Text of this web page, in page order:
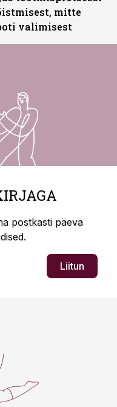
mitte
valimisest
postkasti päeva
Liitun